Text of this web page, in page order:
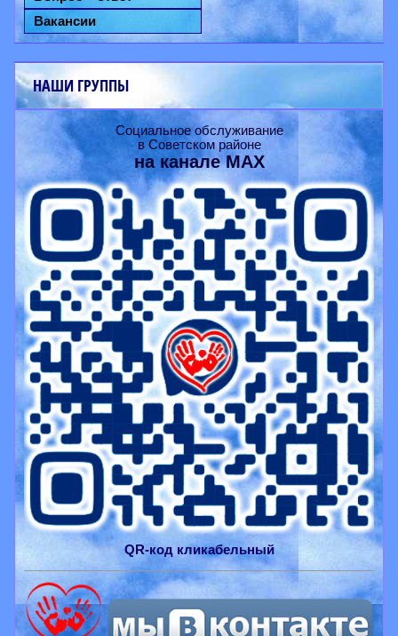
Вакансии
НАШИ ГРУППЫ
Социальное обслуживание
в Советском районе
на каналеMAX
QR-код кликабельный